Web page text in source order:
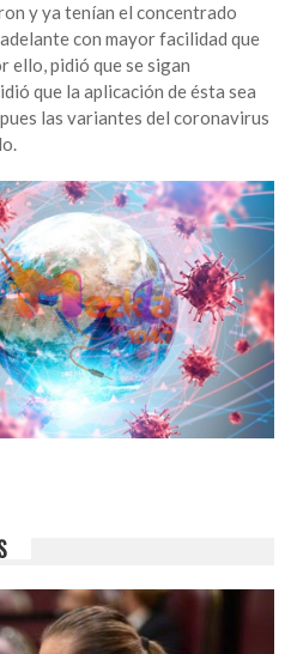
y ya tenían el concentrado
con mayor facilidad que
ello, pidió que se sigan
que la aplicación de ésta sea
las variantes del coronavirus